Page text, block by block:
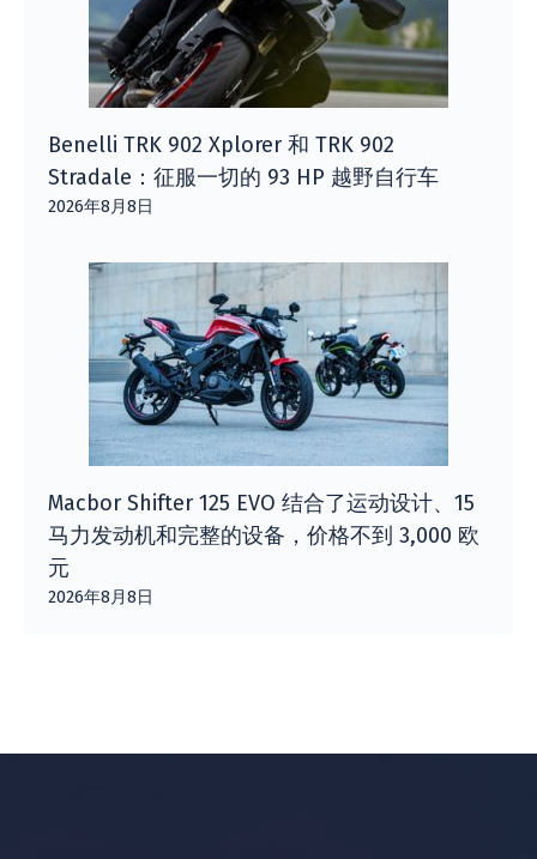
Benelli TRK 902 Xplorer 和 TRK 902
Stradale：征服一切的 93 HP 越野自行车
2026年8月8日
Macbor Shifter 125 EVO 结合了运动设计、15
马力发动机和完整的设备，价格不到 3,000 欧
元
2026年8月8日